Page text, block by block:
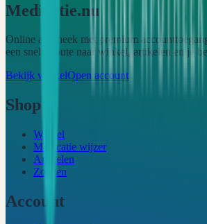
Medicatie.nu
Online apotheek met premium
een snelle route naar winkel, artikelen en je
Bekijk winkelOpen account
Shop
Winkel
Medicatie wijzer
Artikelen
Zoeken
Account